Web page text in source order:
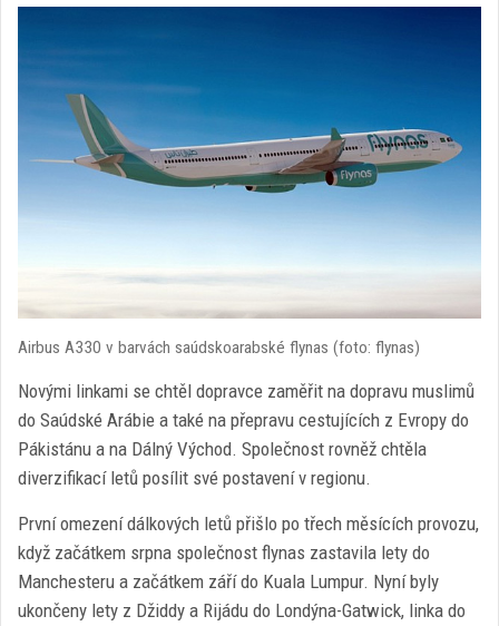
Airbus A330 v barvách saúdskoarabské flynas (foto: flynas)
Novými linkami se chtěl dopravce zaměřit na dopravu muslimů
do Saúdské Arábie a také na přepravu cestujících z Evropy do
Pákistánu a na Dálný Východ. Společnost rovněž chtěla
diverzifikací letů posílit své postavení v regionu.
První omezení dálkových letů přišlo po třech měsících provozu,
když začátkem srpna společnost flynas zastavila lety do
Manchesteru a začátkem září do Kuala Lumpur. Nyní byly
ukončeny lety z Džiddy a Rijádu do Londýna-Gatwick, linka do